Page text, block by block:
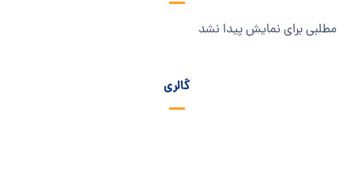
مطلبی برای نمایش پیدا نشد
گالری